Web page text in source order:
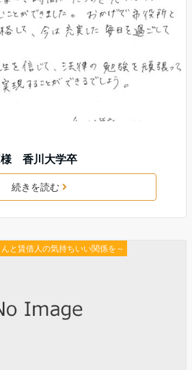
様 香川大学卒
続きを読む
と賃借人の気持ちいい関係を～